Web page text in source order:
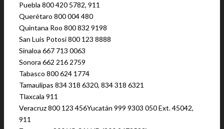
Puebla 800 420 5782, 911
Querétaro 800 004 480
Quintana Roo 800 832 9198
San Luis Potosí 800 123 8888
Sinaloa 667 713 0063
Sonora 662 216 2759
Tabasco 800 624 1774
Tamaulipas 834 318 6320, 834 318 6321
Tlaxcala 911
Veracruz 800 123 456Yucatán 999 9303 050 Ext. 45042,
911